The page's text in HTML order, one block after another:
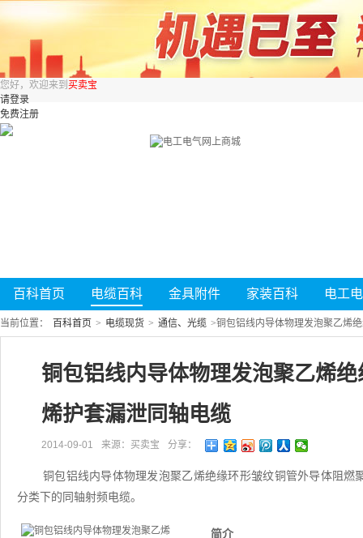
您好，欢迎来到 买卖宝
请登录
免费注册
百科首页 电缆百科 金具附件 家装百科 电工
当前位置： 百科首页 > 电缆现货 > 通信、光缆 >铜包铝线内导体物理发泡聚乙烯
铜包铝线内导体物理发泡聚乙烯
烯护套漏泄同轴电缆
2014-09-01 来源：买卖宝 分享：
铜包铝线内导体物理发泡聚乙烯绝缘环形皱纹铜管外导体阻
分类下的同轴射频电缆。
简介